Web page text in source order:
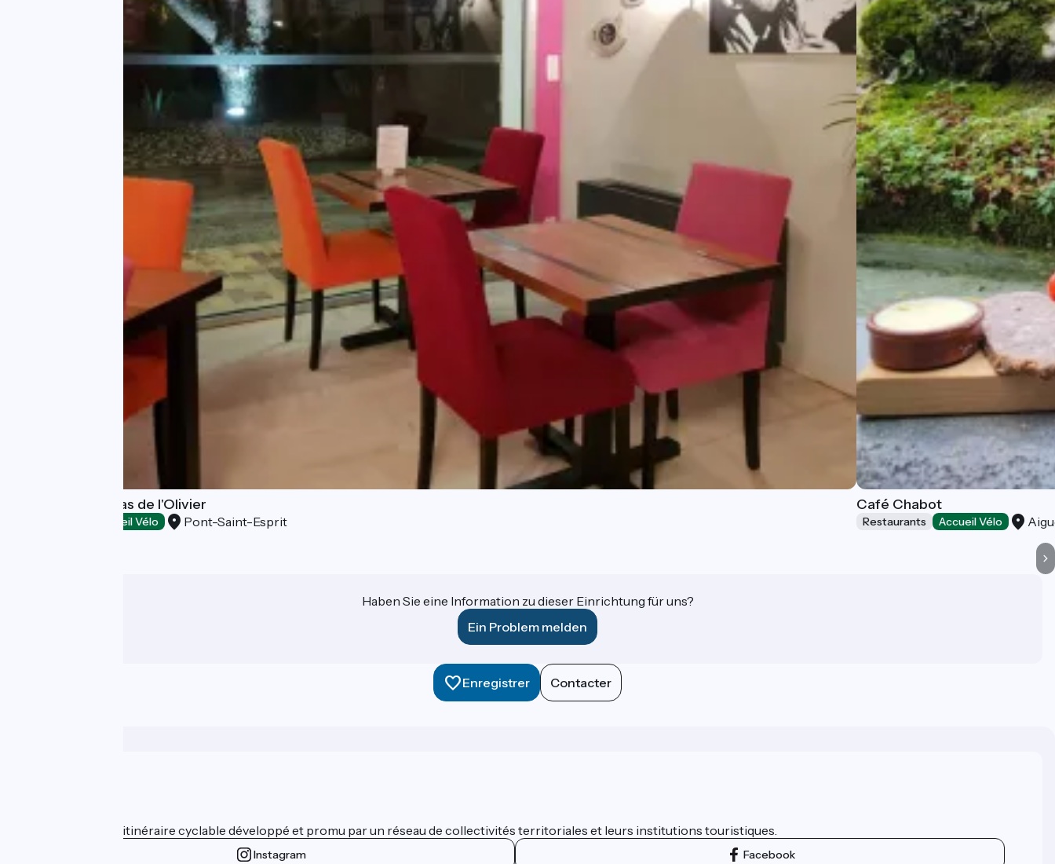
Restaurant Le Mas de l'Olivier
Accueil Vélo Pont-Saint-Esprit
Café Chabot
Restaurants Accueil Vélo
Haben Sie eine Information zu dieser Einrichtung für uns?
Ein Problem melden
Enregistrer Contacter
ViaRhôna est un itinéraire cyclable développé et promu par un réseau de collectivités territoriales et leurs institutions touristiques.
Instagram Facebook